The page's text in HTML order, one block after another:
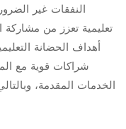
النفقات غير
تعليمية تعزز من
أهداف الحضانة
شراكات قوية مع
الخدمات المقدمة،